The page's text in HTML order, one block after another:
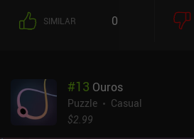
lo que la cuadrícula está
del primer juego de LEVELS, las cartas
tesoros. Esto da un toque de estrategia al juego. El objetivo
principal es recoger tantos tesoros como
conseguir una puntuación alta. El juego
SIMILAR 0
#13 Ouros
Puzzle
Casual
$2.99